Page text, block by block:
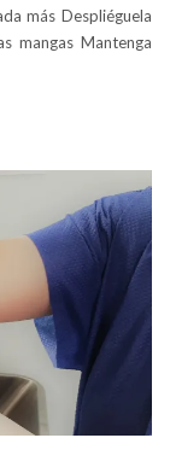
más Despliéguela
mangas Mantenga